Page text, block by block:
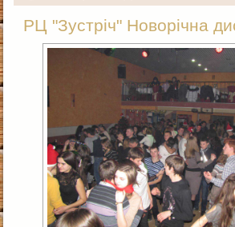
РЦ "Зустріч" Новорічна